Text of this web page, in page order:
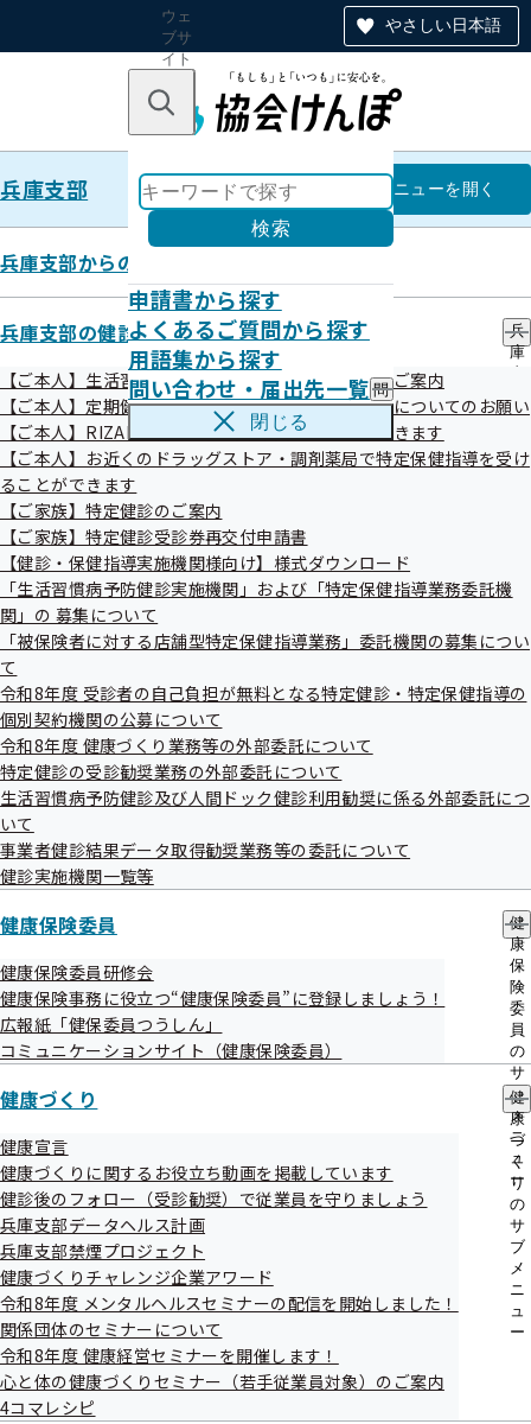
やさしい日本語
ウェ
ブサ
イト
のナ
ン
キーワードで探す
検索
申請書から探す
よくあるご質問から探す
用語集から探す
問い合わせ・届出先一覧 問
い
わ
先
一
覧
サ
メ
閉じる
兵庫支部 兵庫支部
メニューを開く
兵庫支部からのお知らせ
兵庫支部の健診・保健指導のご案内
兵
庫
の
診
の
内
サ
ー
【ご本人】生活習慣病予防健診・人間ドック健診のご案内
【ご本人】定期健康診断（事業者健診）結果の提供についてのお願い
【ご本人】RIZAPで特定保健指導を受けることができます
【ご本人】お近くのドラッグストア・調剤薬局で特定保健指導を受け
ることができます
【ご家族】特定健診のご案内
【ご家族】特定健診受診券再交付申請書
【健診・保健指導実施機関様向け】様式ダウンロード
「生活習慣病予防健診実施機関」および「特定保健指導業務委託機
関」の 募集について
「被保険者に対する店舗型特定保健指導業務」委託機関の募集につい
て
令和8年度 受診者の自己負担が無料となる特定健診・特定保健指導の
個別契約機関の公募について
令和8年度 健康づくり業務等の外部委託について
特定健診の受診勧奨業務の外部委託について
生活習慣病予防健診及び人間ドック健診利用勧奨に係る外部委託につ
いて
事業者健診結果データ取得勧奨業務等の委託について
健診実施機関一覧等
健康保険委員
健
康
保
険
委
員
の
サ
ブ
メ
ニ
ュ
ー
健康保険委員研修会
健康保険事務に役立つ“健康保険委員”に登録しましょう！
広報紙「健保委員つうしん」
コミュニケーションサイト（健康保険委員）
健康づくり
健
康
づ
く
り
の
サ
ブ
メ
ニ
ュ
ー
健康宣言
健康づくりに関するお役立ち動画を掲載しています
健診後のフォロー（受診勧奨）で従業員を守りましょう
兵庫支部データヘルス計画
兵庫支部禁煙プロジェクト
健康づくりチャレンジ企業アワード
令和8年度 メンタルヘルスセミナーの配信を開始しました！
関係団体のセミナーについて
令和8年度 健康経営セミナーを開催します！
心と体の健康づくりセミナー（若手従業員対象）のご案内
4コマレシピ
バックナンバー第165号（令和7
年7月）
令和07年08月06日
こんにちは！協会けんぽ兵庫支部です。
協会けんぽでは、マイナ保険証をお持ちでない方を対象に、被保険者
様のご住所へ「資格確認書」を送付いたします。
詳細は【１】の記事をご覧ください。
今月は、次の内容をお届けします。
令和7年7月号
【１】資格確認書の送付について
【２】メンタルヘルスセミナーをオンラインで開催します
【３】あなたにピッタリな面談方法で健康サポート（特定保健指導）
を！
【４】開催間近！アクサ生命主催　セミナーのご案内
【５】保健師・桜〈ウォーキングでこころもからだも健康に〉
【６】４コマレシピ 『夏バテ予防に！豚キムチのスタミナ卵炒め』
【１】資格確認書の送付について
昨年（令和６年１２月２日）より健康保険証は新たに発行されなく
なり、医療機関等を受診する際は、マイナンバーカードを健康保険証
として利用する仕組み（以下、マイナ保険証）に移行しました。
さらに令和７年１２月２日以降、従来の健康保険証（水色）は使用
できなくなります。
そのため、マイナンバーカードを持っていない方や、マイナ保険証
の利用登録を行っていない方等を対象として、健康保険証の代わりと
なる「資格確認書」（黄色）を令和７年９月頃に被保険者様の住所へ
送付する予定です。
なお、事業所様には、送付予定対象者を掲載した一覧表を令和７年